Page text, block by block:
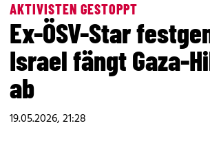
AKTIVISTEN GESTOPPT
Ex-ÖSV-Star
Israel fängt Gaza-
ab
19.05.2026, 21:28